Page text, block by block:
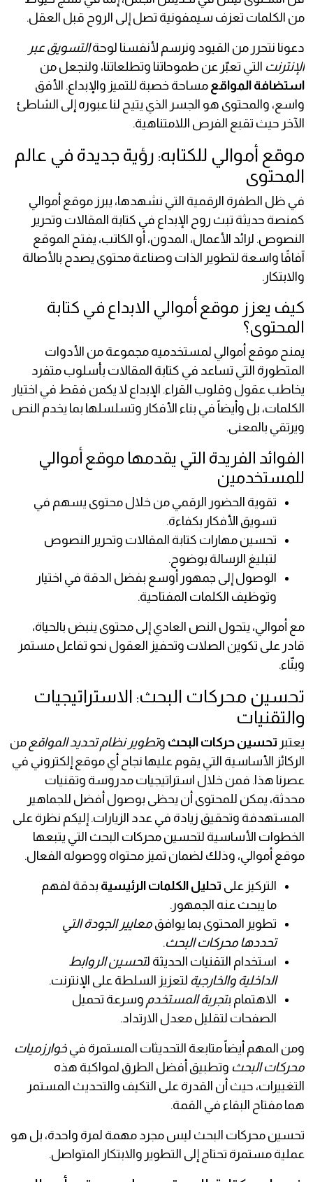
من الكلمات تعزف سيمفونية تصل إلى الروح قبل العقل.
دعونا نتحرر من القيود ونرسم لأنفسنا لوحةالتسويق عبر
الإنترنت التي تعبّر عن طموحاتنا وتطلعاتنا، ولنجعل من
استضافة المواقع مساحة خصبة للتميز والإبداع. الأفق
واسع، والمحتوى هو الجسر الذي يتيح لنا عبوره إلى الشاطئ
الآخر حيث تقبع الفرص اللامتناهية.
موقع أموالي للكتابه: رؤية جديدة في عالم
المحتوى
في ظل الطفرة الرقمية التي نشهدها، يبرز موقع أموالي
كمنصة حديثة تبث روح الإبداع في كتابة المقالات وتحرير
النصوص. لرائد الأعمال، المدون، أو الكاتب، يفتح الموقع
آفاقًا واسعة لتطوير الذات وصناعة محتوى يصدح بالأصالة
والابتكار.
كيف يعزز موقع أموالي الابداع في كتابة
المحتوى؟
يمنح موقع أموالي لمستخدميه مجموعة من الأدوات
المتطورة التي تساعد في كتابة المقالات بأسلوب متفرد
يخاطب عقول وقلوب القراء. الإبداع لا يكمن فقط في اختيار
الكلمات، بل وأيضاً في بناء الأفكار وتسلسلها بما يخدم النص
ويرتقي بالمعنى.
الفوائد الفريدة التي يقدمها موقع أموالي
للمستخدمين
تقوية الحضور الرقمي من خلال محتوى يسهم في
تسويق الأفكار بكفاءة.
تحسين مهارات كتابة المقالات وتحرير النصوص
لتبليغ الرسالة بوضوح.
الوصول إلى جمهور أوسع بفضل الدقة في اختيار
وتوظيف الكلمات المفتاحية.
مع أموالي، يتحول النص العادي إلى محتوى ينبض بالحياة،
قادر على تكوين الصلات وتحفيز العقول نحو تفاعل مستمر
وبنّاء.
تحسين محركات البحث: الاستراتيجيات
والتقنيات
يعتبر تحسين حركات البحث وتطوير نظام تحديد المواقع من
الركائز الأساسية التي يقوم عليها نجاح أي موقع إلكتروني في
عصرنا هذا. فمن خلال استراتيجيات مدروسة وتقنيات
محدثة، يمكن للمحتوى أن يحظى بوصول أفضل للجماهير
المستهدفة وتحقيق زيادة في عدد الزيارات. إليكم نظرة على
الخطوات الأساسية لتحسين محركات البحث التي يتبعها
موقع أموالي، وذلك لضمان تميز محتواه ووصوله الفعال.
التركيز على تحليل الكلمات الرئيسية بدقة لفهم
ما يبحث عنه الجمهور.
تطوير المحتوى بما يوافق معايير الجودة التي
تحددها محركات البحث.
استخدام التقنيات الحديثة لتحسين الروابط
الداخلية والخارجية لتعزيز السلطة على الإنترنت.
الاهتمام بتجربة المستخدم وسرعة تحميل
الصفحات لتقليل معدل الارتداد.
ومن المهم أيضاً متابعة التحديثات المستمرة في خوارزميات
محركات البحث وتطبيق أفضل الطرق لمواكبة هذه
التغييرات، حيث أن القدرة على التكيف والتحديث المستمر
هما مفتاح البقاء في القمة.
تحسين محركات البحث ليس مجرد مهمة لمرة واحدة، بل هو
عملية مستمرة تحتاج إلى التطوير والابتكار المتواصل.